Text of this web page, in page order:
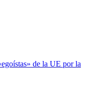
de la UE por la